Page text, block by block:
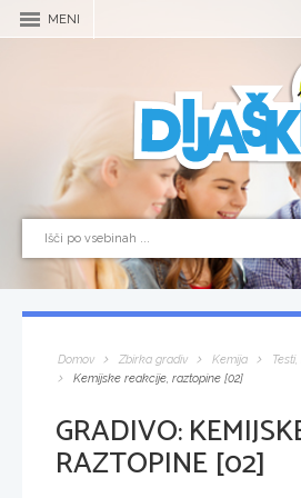
MENI
Domov Zbirka gradiv Kemija
Kemijske reakcije, raztopine [02]
GRADIVO:
RAZTOPINE [02]